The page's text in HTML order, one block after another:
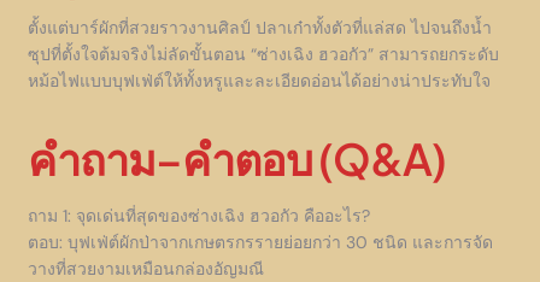
ตั้งแต่บาร์ผักที่สวยราวงานศิลป์ ปลาเก๋าทั้งตัวที่แล่สด ไปจนถึงน้ำ
ซุปที่ตั้งใจต้มจริงไม่ลัดขั้นตอน “ซ่างเฉิง ฮวอกัว” สามารถยกระดับ
หม้อไฟแบบบุฟเฟ่ต์ให้ทั้งหรูและละเอียดอ่อนได้อย่างน่าประทับใจ
คำถาม–คำตอบ (Q&A)
ถาม 1: จุดเด่นที่สุดของซ่างเฉิง ฮวอกัว คืออะไร?
ตอบ: บุฟเฟ่ต์ผักป่าจากเกษตรกรรายย่อยกว่า 30 ชนิด และการจัด
วางที่สวยงามเหมือนกล่องอัญมณี